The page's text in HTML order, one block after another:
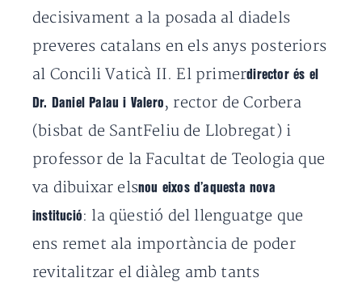
decisivament a la posada al diadels
preveres catalans en els anys posteriors
al Concili Vaticà II. El primerdirector és el
Dr. Daniel Palau i Valero , rector de Corbera
(bisbat de SantFeliu de Llobregat) i
professor de la Facultat de Teologia que
va dibuixar elsnou eixos d’aquesta nova
institució : la qüestió del llenguatge que
ens remet ala importància de poder
revitalitzar el diàleg amb tants